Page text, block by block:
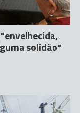
solidão"